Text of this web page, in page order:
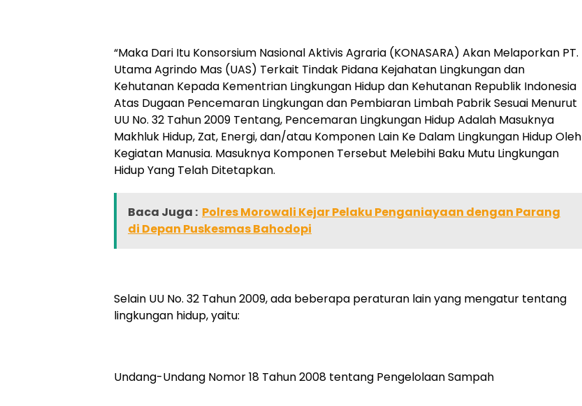
“Maka Dari Itu Konsorsium Nasional Aktivis Agraria (KONASARA) Akan Melaporkan PT.
Utama Agrindo Mas (UAS) Terkait Tindak Pidana Kejahatan Lingkungan dan
Kehutanan Kepada Kementrian Lingkungan Hidup dan Kehutanan Republik Indonesia
Atas Dugaan Pencemaran Lingkungan dan Pembiaran Limbah Pabrik Sesuai Menurut
UU No. 32 Tahun 2009 Tentang, Pencemaran Lingkungan Hidup Adalah Masuknya
Makhluk Hidup, Zat, Energi, dan/atau Komponen Lain Ke Dalam Lingkungan Hidup Oleh
Kegiatan Manusia. Masuknya Komponen Tersebut Melebihi Baku Mutu Lingkungan
Hidup Yang Telah Ditetapkan.
Baca Juga : Polres Morowali Kejar Pelaku Penganiayaan dengan Parang
di Depan Puskesmas Bahodopi
Selain UU No. 32 Tahun 2009, ada beberapa peraturan lain yang mengatur tentang
lingkungan hidup, yaitu:
Undang-Undang Nomor 18 Tahun 2008 tentang Pengelolaan Sampah